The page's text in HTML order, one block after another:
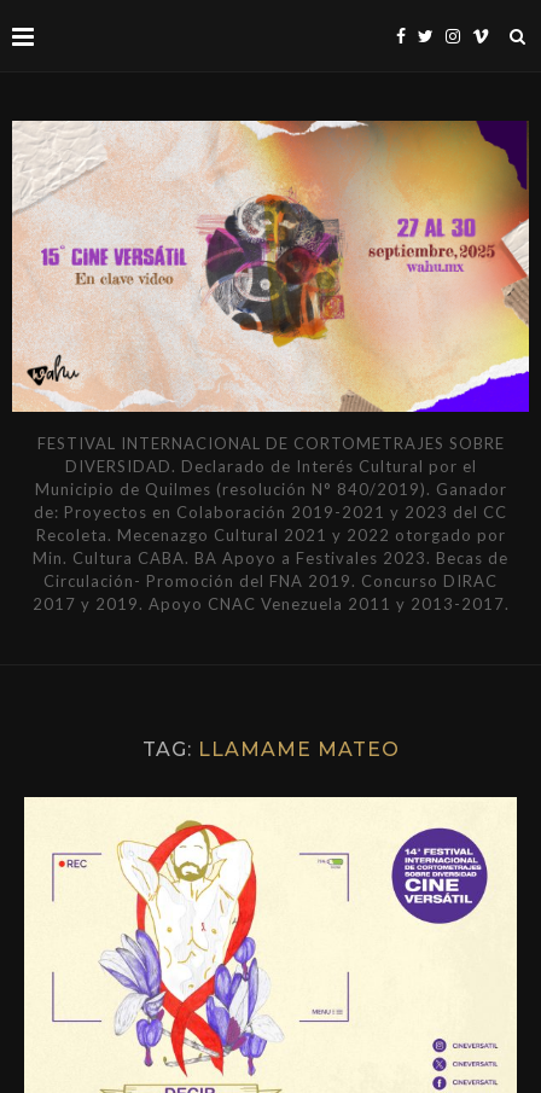
FESTIVAL INTERNACIONAL DE CORTOMETRAJES SOBRE
DIVERSIDAD. Declarado de Interés Cultural por el
Municipio de Quilmes (resolución N° 840/2019). Ganador
de: Proyectos en Colaboración 2019-2021 y 2023 del CC
Recoleta. Mecenazgo Cultural 2021 y 2022 otorgado por
Min. Cultura CABA. BA Apoyo a Festivales 2023. Becas de
Circulación- Promoción del FNA 2019. Concurso DIRAC
2017 y 2019. Apoyo CNAC Venezuela 2011 y 2013-2017.
TAG: LLAMAME MATEO